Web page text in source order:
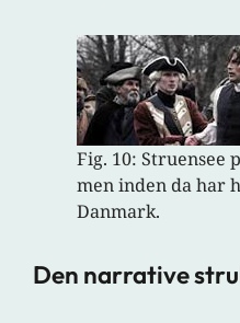
Fig. 10: Struensee
men inden da har
Danmark.
Den narrative